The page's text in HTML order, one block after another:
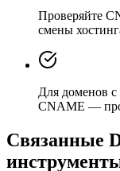
Проверяйте
смены
Для доменов с
CNAME —
Связанные